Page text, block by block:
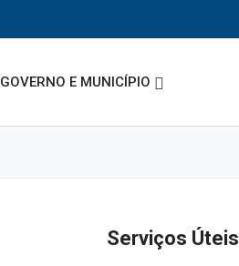
GOVERNO E MUNICÍPIO
Serviços Úteis